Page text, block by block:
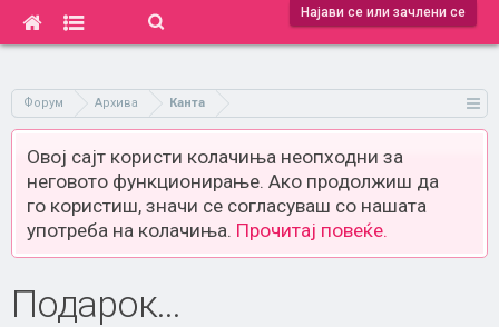
Најави се или зачлени се
Форум Архива Канта
Овој сајт користи колачиња неопходни за
неговото функционирање. Ако продолжиш да
го користиш, значи се согласуваш со нашата
употреба на колачиња. Прочитај повеќе.
Подарок...